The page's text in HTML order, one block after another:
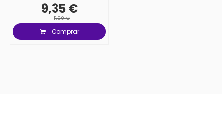
9,35 €
11,00 €
Comprar